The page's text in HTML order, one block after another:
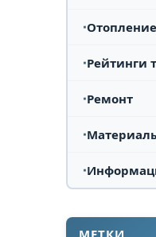
Отопление
Рейтинги
Ремонт
МЕТКИ